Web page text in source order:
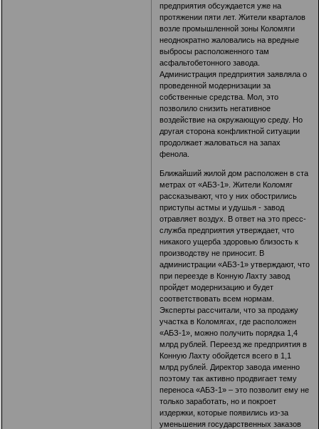
предприятия обсуждается уже на
протяжении пяти лет. Жители кварталов
возле промышленной зоны Коломяги
неоднократно жаловались на вредные
выбросы расположенного там
асфальтобетонного завода.
Администрация предприятия заявляла о
проведенной модернизации за
собственные средства. Мол, это
позволило снизить негативное
воздействие на окружающую среду. Но
другая сторона конфликтной ситуации
продолжает жаловаться на запах
фенола.
Ближайший жилой дом расположен в ста
метрах от «АБЗ-1». Жители Коломяг
рассказывают, что у них обострились
приступы астмы и удушья - завод
отравляет воздух. В ответ на это пресс-
служба предприятия утверждает, что
никакого ущерба здоровью близость к
производству не приносит. В
администрации «АБЗ-1» утверждают, что
при переезде в Конную Лахту завод
пройдет модернизацию и будет
соответствовать всем нормам.
Эксперты рассчитали, что за продажу
участка в Коломягах, где расположен
«АБЗ-1», можно получить порядка 1,4
млрд рублей. Переезд же предприятия в
Конную Лахту обойдется всего в 1,1
млрд рублей. Директор завода именно
поэтому так активно продвигает тему
переноса «АБЗ-1» – это позволит ему не
только заработать, но и покроет
издержки, которые появились из-за
уменьшения государственных заказов